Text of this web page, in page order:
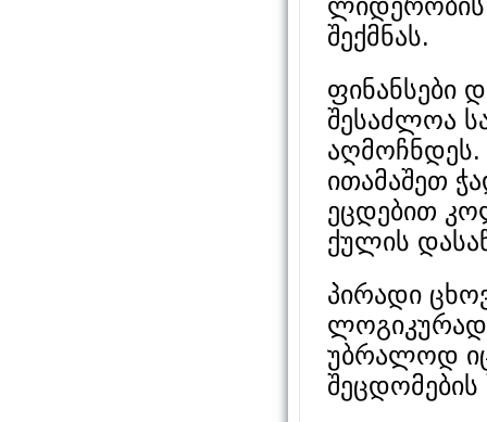
შექმნას.
ფინანსები
შესაძლოა
ითამაშეთ
ეცდებით
ქულის
პირადი
ლოგიკურად
უბრალოდ
შეცდომების